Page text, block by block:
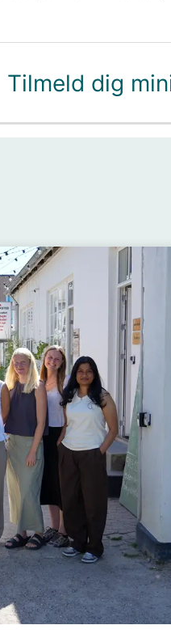
Tilmeld dig